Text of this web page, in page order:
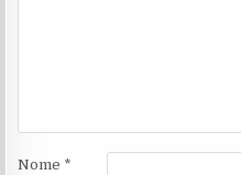
Nome *